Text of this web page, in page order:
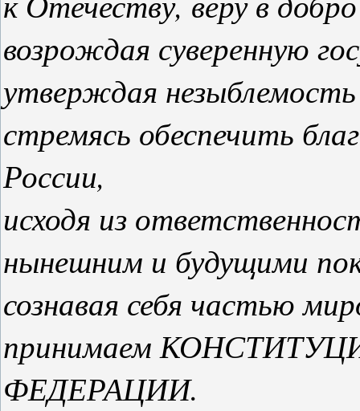
возрождая суверенную
утверждая
стремясь обеспечить
России,
исходя из
нынешним и будущими
сознавая себя частью
принимаем
ФЕДЕРАЦИИ.